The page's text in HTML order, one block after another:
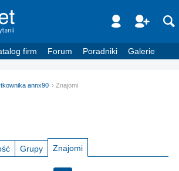
firm Forum Poradniki Galerie
annx90 Znajomi
Grupy Znajomi